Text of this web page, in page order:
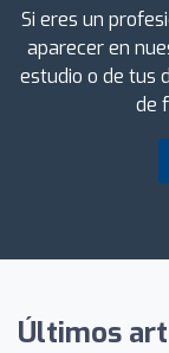
Si eres un
aparecer en
estudio o de tus
de
Últimos